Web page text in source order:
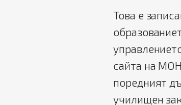
Това е
сайта на
поредният
училищен